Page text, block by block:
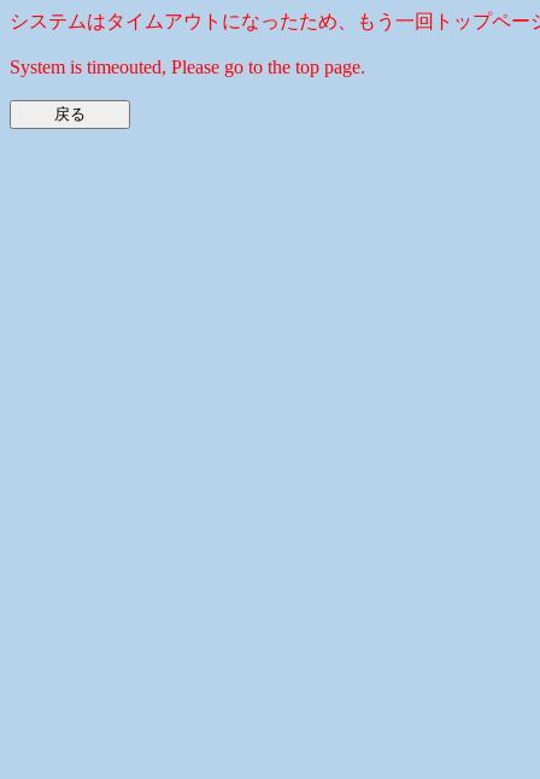
システムはタイムアウトになったため、もう一回トップペー
System is timeouted, Please go to the top page.